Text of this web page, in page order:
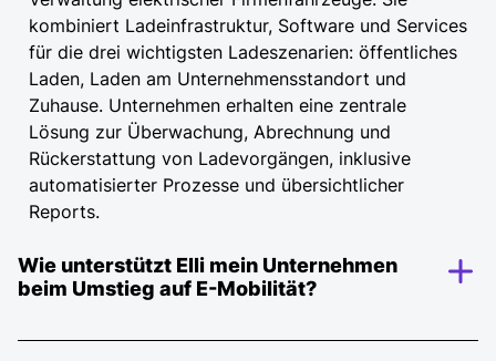
Schnellladen mit IONITY
0,41 €¹ per kWh
Die Preise gelten für in Deutschland registrierte
Flottenkunden ab dem 11.08.2025 - die Preise für
andere EU-Länder finden Sie hier:
1) alle Preise rein netto (exkl. USt.)
2) Kosten für Home Charging fallen nur an, wenn Funktion
kombiniert Ladeinfrastruktur, Software und Services
für die drei wichtigsten Ladeszenarien: öffentliches
Laden, Laden am Unternehmensstandort und
Zuhause. Unternehmen erhalten eine zentrale
Lösung zur Überwachung, Abrechnung und
Rückerstattung von Ladevorgängen, inklusive
automatisierter Prozesse und übersichtlicher
Reports.
Wie unterstützt Elli mein Unternehmen
beim Umstieg auf E-Mobilität?